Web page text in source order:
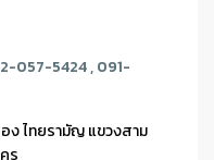
057-5424 , 091-
ง ไทยรามัญ แขวงสาม
ร